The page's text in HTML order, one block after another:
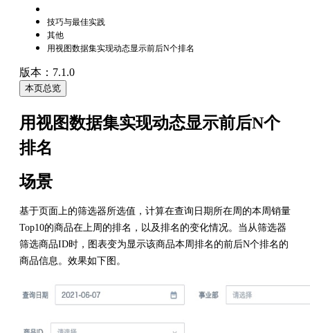
技巧与最佳实践
其他
用视图数据集实现动态显示前后N个排名
版本：7.1.0
本页总览
用视图数据集实现动态显示前后N个
排名
场景
基于页面上的筛选器所选值，计算在查询日期所在周的本周销量
Top10的商品在上周的排名，以及排名的变化情况。当从筛选器
筛选商品ID时，图表变为显示该商品本周排名的前后N个排名的
商品信息。效果如下图。